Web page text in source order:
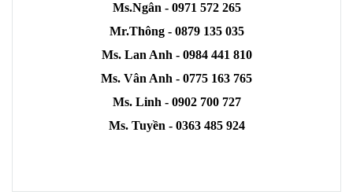
Ms.Ngân - 0971 572 265
Mr.Thông - 0879 135 035
Ms. Lan Anh - 0984 441 810
Ms. Vân Anh - 0775 163 765
Ms. Linh - 0902 700 727
Ms. Tuyền - 0363 485 924